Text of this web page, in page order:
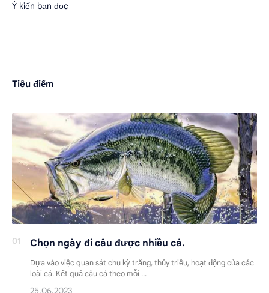
Ý kiến bạn đọc
Tiêu điểm
Chọn ngày đi câu được nhiều cá.
Dựa vào việc quan sát chu kỳ trăng, thủy triều, hoạt động của các
loài cá. Kết quả câu cá theo mỗi …